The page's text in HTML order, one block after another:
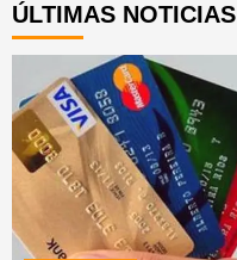
ÚLTIMAS NOTICIAS